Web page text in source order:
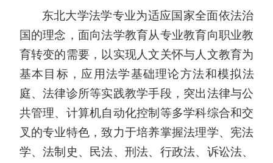
东北大学法学专业为适应国家全面依法治
国的理念，面向法学教育从专业教育向职业教
育转变的需要，以实现人文关怀与人文教育为
基本目标，应用法学基础理论方法和模拟法
庭、法律诊所等实践教学手段，突出法律与公
共管理、计算机自动化控制等多学科综合和交
叉的专业特色，致力于培养掌握法理学、宪法
学、法制史、民法、刑法、行政法、诉讼法、